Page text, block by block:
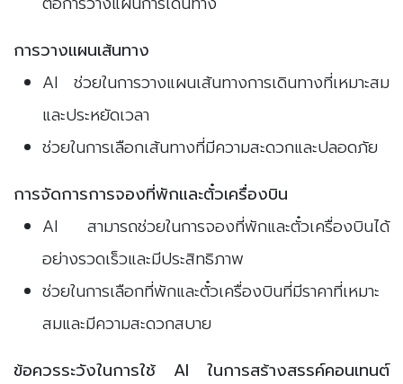
การวางแผนเส้นทาง
AI ช่วยในการวางแผนเส้นทางการเดินทางที่เหมาะสม
และประหยัดเวลา
ช่วยในการเลือกเส้นทางที่มีความสะดวกและปลอดภัย
การจัดการการจองที่พักและตั๋วเครื่องบิน
AI สามารถช่วยในการจองที่พักและตั๋วเครื่องบินได้
อย่างรวดเร็วและมีประสิทธิภาพ
ช่วยในการเลือกที่พักและตั๋วเครื่องบินที่มีราคาที่เหมาะ
สมและมีความสะดวกสบาย
ข้อควรระวังในการใช้ AI ในการสร้างสรรค์คอนเทนต์